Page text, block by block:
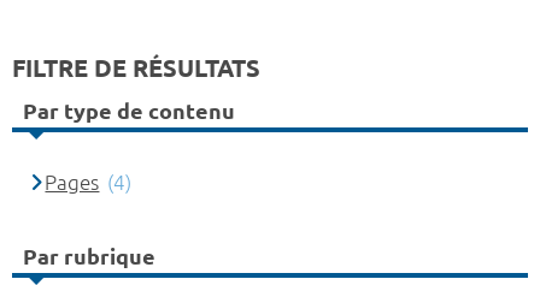
FILTRE DE RÉSULTATS
Par type de contenu
Pages (4)
Par rubrique